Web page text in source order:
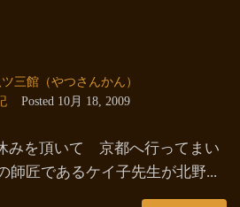
三館（やつさんかん）
Posted 10月 18, 2009
みを頂いて 京都へ行ってまい
師匠であるケイ子先生が北野...